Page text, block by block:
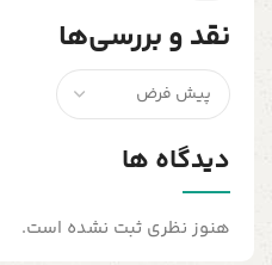
نقد و بررسی‌ها
دیدگاه ها
هنوز نظری ثبت نشده است.